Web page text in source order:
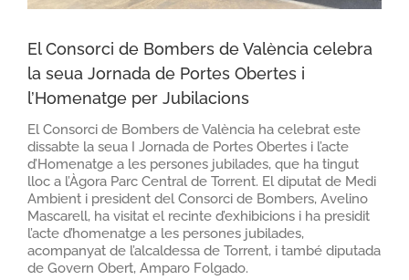
El Consorci de Bombers de València celebra
la seua Jornada de Portes Obertes i
l’Homenatge per Jubilacions
El Consorci de Bombers de València ha celebrat este
dissabte la seua I Jornada de Portes Obertes i l’acte
d’Homenatge a les persones jubilades, que ha tingut
lloc a l’Àgora Parc Central de Torrent. El diputat de Medi
Ambient i president del Consorci de Bombers, Avelino
Mascarell, ha visitat el recinte d’exhibicions i ha presidit
l’acte d’homenatge a les persones jubilades,
acompanyat de l’alcaldessa de Torrent, i també diputada
de Govern Obert, Amparo Folgado.